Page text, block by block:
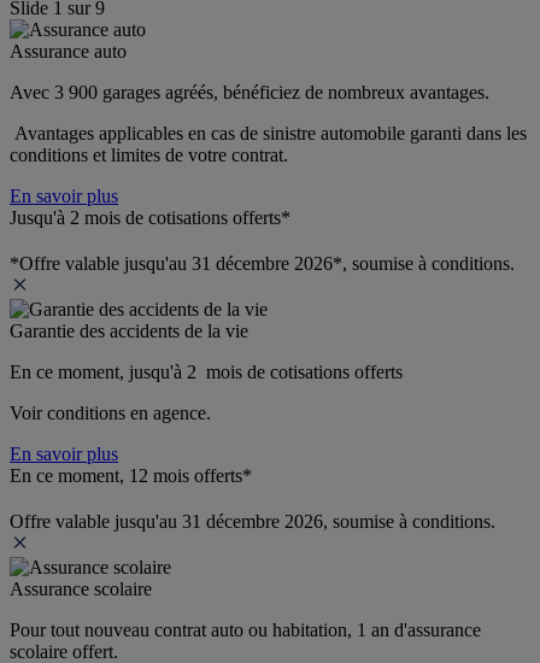
Slide 1 sur9
Assurance auto
Avec 3 900 garages agréés, bénéficiez de nombreux avantages.
Avantages applicables en cas de sinistre automobile garanti dans les
conditions et limites de votre contrat.
En savoir plus
Jusqu'à 2 mois de cotisations offerts*
*Offre valable jusqu'au 31 décembre 2026*, soumise à conditions.
Garantie des accidents de la vie
En ce moment, jusqu'à 2  mois de cotisations offerts
Voir conditions en agence.
En savoir plus
En ce moment, 12 mois offerts*
Offre valable jusqu'au 31 décembre 2026, soumise à conditions.
Assurance scolaire
Pour tout nouveau contrat auto ou habitation, 1 an d'assurance
scolaire offert.